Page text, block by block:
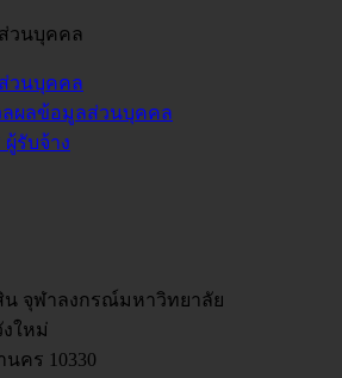
วนบุคคล
วนบุคคล
ลผลข้อมูลส่วนบุคคล
รับจ้าง
จุฬาลงกรณ์มหาวิทยาลัย
ใหม่
คร 10330